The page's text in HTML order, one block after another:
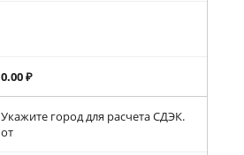
0.00 ₽
Укажите город для расчета СДЭК.
от